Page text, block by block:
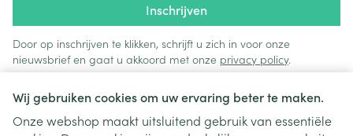
Wij gebruiken cookies om uw ervaring beter te maken.
Onze webshop maakt uitsluitend gebruik van essentiële
Inschrijven
Door op inschrijven te klikken, schrijft u zich in voor onze
nieuwsbrief en gaat u akkoord met onze privacy policy.